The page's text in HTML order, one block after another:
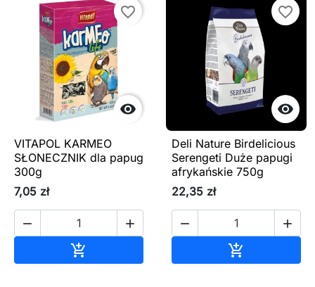

favorite_border
VITAPOL KARMEO
SŁONECZNIK dla papug
300g
7,05 zł
 


favorite_border
Deli Nature Birdelicious
Serengeti Duże papugi
afrykańskie 750g
22,35 zł
 
